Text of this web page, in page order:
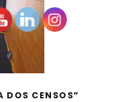
DOS
DOS CENSOS”